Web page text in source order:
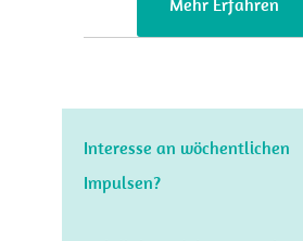
Interesse an wöchentlichen
Impulsen?